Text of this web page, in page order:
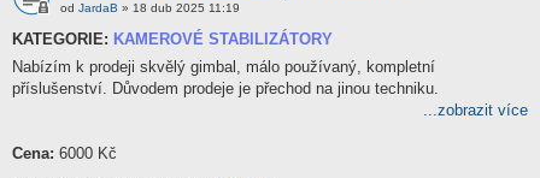
od JardaB » 18 dub 2025 11:19
KATEGORIE: KAMEROVÉ STABILIZÁTORY
Nabízím k prodeji skvělý gimbal, málo používaný, kompletní
příslušenství. Důvodem prodeje je přechod na jinou techniku.
...zobrazit více
Cena: 6000 Kč